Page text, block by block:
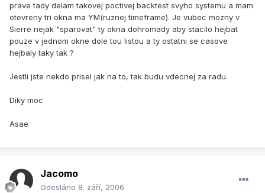
prave tady delam takovej poctivej backtest svyho systemu a mam
otevreny tri okna ma YM(ruznej timeframe). Je vubec mozny v
Sierre nejak "sparovat" ty okna dohromady aby stacilo hejbat
pouze v jednom okne dole tou listou a ty ostatni se casove
hejbaly taky tak ?
Jestli jste nekdo prisel jak na to, tak budu vdecnej za radu.
Diky moc
Asae
Jacomo
Odesláno 8. září, 2006